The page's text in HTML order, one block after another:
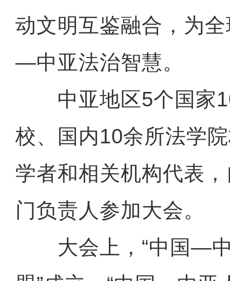
动文明互鉴融合，为
—中亚法治智慧。
中亚地区5个国家
校、国内10余所法学
学者和相关机构代表
门负责人参加大会。
大会上，“中国—中